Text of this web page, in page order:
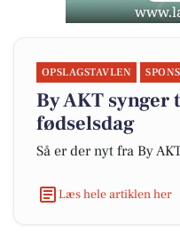
OPSLAGSTAVLEN
By AKT
fødselsdag
Så er der nyt fra By
Læs hele artiklen her